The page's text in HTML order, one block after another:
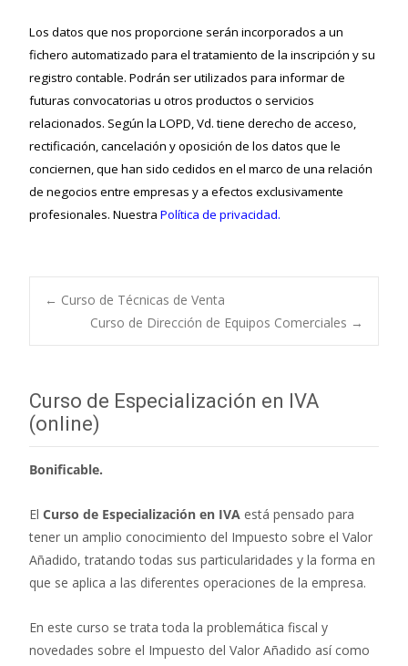
Los datos que nos proporcione serán incorporados a un
fichero automatizado para el tratamiento de la inscripción y su
registro contable. Podrán ser utilizados para informar de
futuras convocatorias u otros productos o servicios
relacionados. Según la LOPD, Vd. tiene derecho de acceso,
rectificación, cancelación y oposición de los datos que le
conciernen, que han sido cedidos en el marco de una relación
de negocios entre empresas y a efectos exclusivamente
profesionales. Nuestra Política de privacidad.
Navegación de
entradas
← Curso de Técnicas de Venta
Curso de Dirección de Equipos Comerciales →
Curso de Especialización en IVA
(online)
Bonificable.
El Curso de Especialización en IVA está pensado para
tener un amplio conocimiento del Impuesto sobre el Valor
Añadido, tratando todas sus particularidades y la forma en
que se aplica a las diferentes operaciones de la empresa.
En este curso se trata toda la problemática fiscal y
novedades sobre el Impuesto del Valor Añadido así como